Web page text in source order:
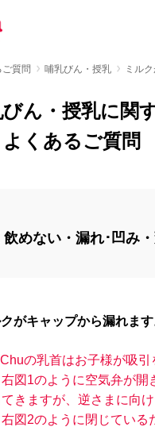
て
ご質問 哺乳びん・授乳 ミル
ん・授乳に関
よくあるご質問
飲めない・漏れ･凹み
がキャップから漏れます
の乳首はお子様が吸引
右図1のように空気弁が開
きますが、逆さまに向
図2のように閉じている